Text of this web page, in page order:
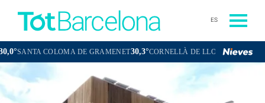
ES
DE GRAMENET30,3°CORNELLÀ DE LLOBREGAT30,2°SANT BOI DE